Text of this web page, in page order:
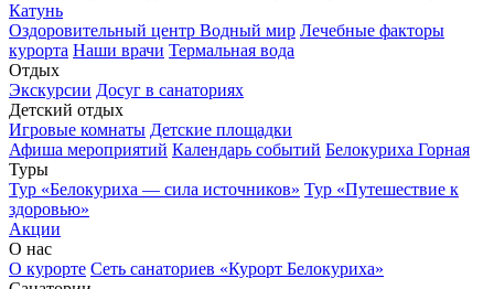
Катунь
Оздоровительный центр Водный мир Лечебные факторы
курорта Наши врачи Термальная вода
Отдых
Экскурсии Досуг в санаториях
Детский отдых
Игровые комнаты Детские площадки
Афиша мероприятий Календарь событий Белокуриха Горная
Туры
Тур «Белокуриха — сила источников» Тур «Путешествие к
здоровью»
Акции
О нас
О курорте Сеть санаториев «Курорт Белокуриха»